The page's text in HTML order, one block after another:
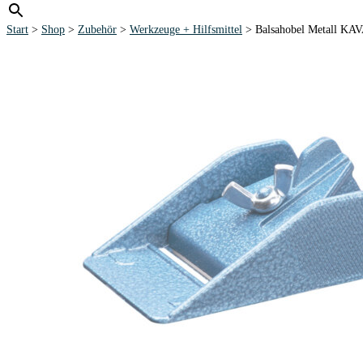
Start > Shop > Zubehör > Werkzeuge + Hilfsmittel > Balsahobel Metall